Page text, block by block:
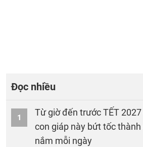
Đọc nhiều
1
Từ giờ đến trước TẾT
con giáp này bứt tốc
nắm mỗi ngày